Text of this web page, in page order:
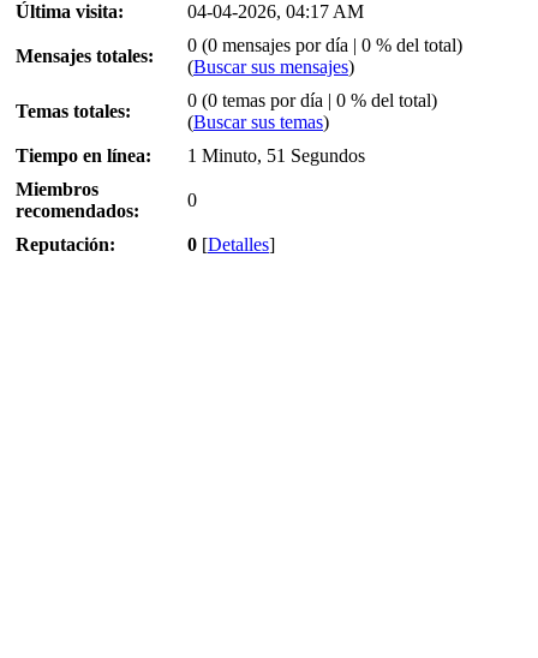
Última visita:
04-04-2026, 04:17 AM
Mensajes totales:
0 (0 mensajes por día | 0 % del total)
(Buscar sus mensajes)
Temas totales:
0 (0 temas por día | 0 % del total)
(Buscar sus temas)
Tiempo en línea:
1 Minuto, 51 Segundos
Miembros
recomendados:
0
Reputación: 0 [Detalles]